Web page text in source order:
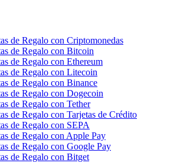
de Regalo con Criptomonedas
de Regalo con Bitcoin
de Regalo con Ethereum
de Regalo con Litecoin
de Regalo con Binance
de Regalo con Dogecoin
de Regalo con Tether
de Regalo con Tarjetas de Crédito
de Regalo con SEPA
de Regalo con Apple Pay
de Regalo con Google Pay
de Regalo con Bitget